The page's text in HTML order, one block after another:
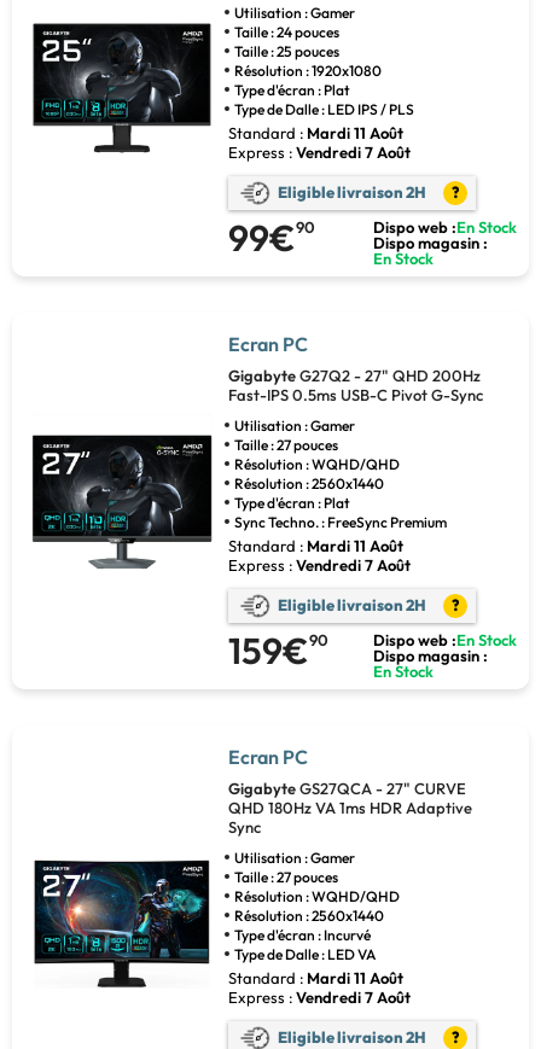
Utilisation : Gamer
Taille : 24 pouces
Taille : 25 pouces
Résolution : 1920x1080
Type d'écran : Plat
Type de Dalle : LED IPS / PLS
Standard : Mardi 11 Août
Express :Vendredi 7 Août
Eligible livraison 2H ?
99€90 Dispo web :En Stock
Dispo magasin :
En Stock
Ecran PC
GigabyteG27Q2 - 27" QHD 200Hz
Fast-IPS 0.5ms USB-C Pivot G-Sync
Utilisation : Gamer
Taille : 27 pouces
Résolution : WQHD/QHD
Résolution : 2560x1440
Type d'écran : Plat
Sync Techno. : FreeSync Premium
Standard : Mardi 11 Août
Express :Vendredi 7 Août
Eligible livraison 2H ?
159€90 Dispo web :En Stock
Dispo magasin :
En Stock
Ecran PC
GigabyteGS27QCA - 27" CURVE
QHD 180Hz VA 1ms HDR Adaptive
Sync
Utilisation : Gamer
Taille : 27 pouces
Résolution : WQHD/QHD
Résolution : 2560x1440
Type d'écran : Incurvé
Type de Dalle : LED VA
Standard : Mardi 11 Août
Express :Vendredi 7 Août
Eligible livraison 2H ?